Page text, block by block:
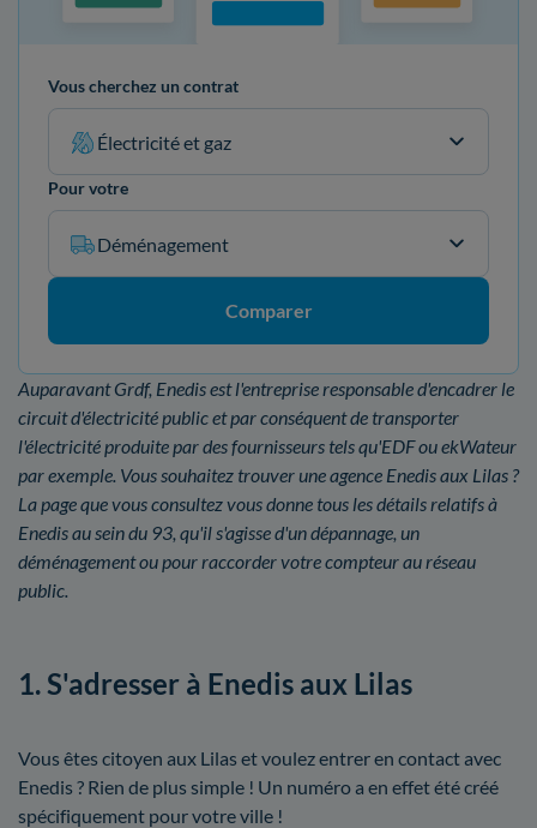
Vous cherchez un contrat
Électricité et gaz
Pour votre
Déménagement
Comparer
Auparavant Grdf, Enedis est l'entreprise responsable d'encadrer le
circuit d'électricité public et par conséquent de transporter
l'électricité produite par des fournisseurs tels qu'EDF ou ekWateur
par exemple. Vous souhaitez trouver une agence Enedis aux Lilas ?
La page que vous consultez vous donne tous les détails relatifs à
Enedis au sein du 93, qu'il s'agisse d'un dépannage, un
déménagement ou pour raccorder votre compteur au réseau
public.
1. S'adresser à Enedis aux Lilas
Vous êtes citoyen aux Lilas et voulez entrer en contact avec
Enedis ? Rien de plus simple ! Un numéro a en effet été créé
spécifiquement pour votre ville !